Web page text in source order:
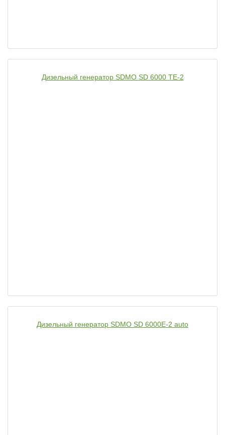
Дизельный генератор SDMO SD 6000 TE-2
Дизельный генератор SDMO SD 6000E-2 auto